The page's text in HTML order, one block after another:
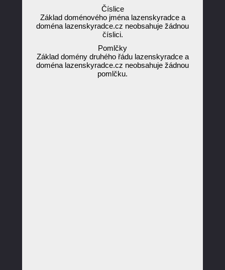
Číslice
Základ doménového jména lazenskyradce a
doména lazenskyradce.cz neobsahuje žádnou
číslici.
Pomlčky
Základ domény druhého řádu lazenskyradce a
doména lazenskyradce.cz neobsahuje žádnou
pomlčku.